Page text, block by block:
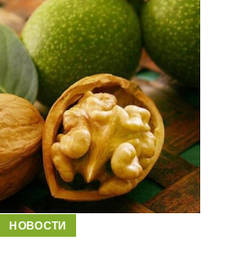
НОВОСТИ